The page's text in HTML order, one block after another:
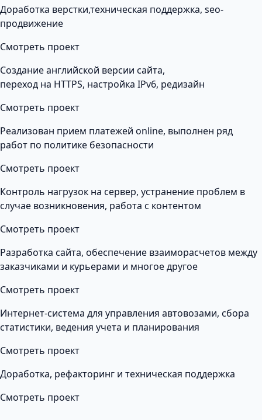
Доработка верстки,техническая поддержка, seo-
продвижение
Смотреть проект
Создание английской версии сайта,
переход на HTTPS, настройка IPv6, редизайн
Смотреть проект
Реализован прием платежей online, выполнен ряд
работ по политике безопасности
Смотреть проект
Контроль нагрузок на сервер, устранение проблем в
случае возникновения, работа с контентом
Смотреть проект
Разработка сайта, обеспечение взаиморасчетов между
заказчиками и курьерами и многое другое
Смотреть проект
Интернет-система для управления автовозами, сбора
статистики, ведения учета и планирования
Смотреть проект
Доработка, рефакторинг и техническая поддержка
Смотреть проект